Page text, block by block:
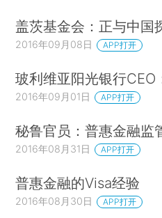
盖茨基金会：正与中国
2016年09月08日 APP打开
玻利维亚阳光银行
2016年09月01日 APP打开
秘鲁官员：普惠金融监
2016年08月31日 APP打开
普惠金融的Visa经验
2016年08月30日 APP打开